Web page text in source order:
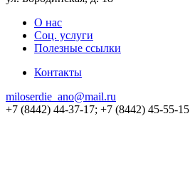
О нас
Соц. услуги
Полезные ссылки
Контакты
miloserdie_ano@mail.ru
+7 (8442) 44-37-17; +7 (8442) 45-55-15